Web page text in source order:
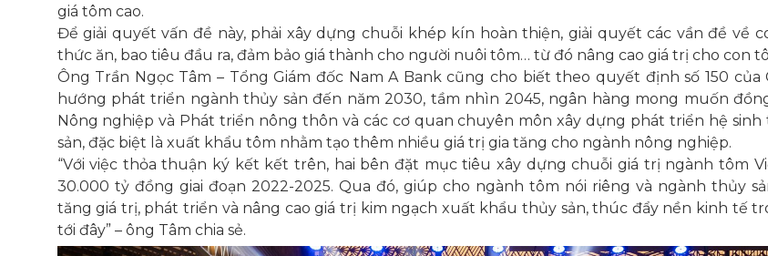
giá tôm cao.
Để giải quyết vấn đề này, phải xây dựng chuỗi khép kín hoàn thiện, giải quyết các vần đề về
thức ăn, bao tiêu đầu ra, đảm bảo giá thành cho người nuôi tôm… từ đó nâng cao giá trị cho con
Ông Trần Ngọc Tâm – Tổng Giám đốc Nam A Bank cũng cho biết theo quyết định số 150
hướng phát triển ngành thủy sản đến năm 2030, tầm nhìn 2045, ngân hàng mong muốn
Nông nghiệp và Phát triển nông thôn và các cơ quan chuyên môn xây dựng phát triển hệ
sản, đặc biệt là xuất khẩu tôm nhằm tạo thêm nhiều giá trị gia tăng cho ngành nông nghiệp.
“Với việc thỏa thuận ký kết kết trên, hai bên đặt mục tiêu xây dựng chuỗi giá trị ngành tôm
30.000 tỷ đồng giai đoạn 2022-2025. Qua đó, giúp cho ngành tôm nói riêng và ngành thủy
tăng giá trị, phát triển và nâng cao giá trị kim ngạch xuất khẩu thủy sản, thúc đẩy nền kinh tế
tới đây” – ông Tâm chia sẻ.